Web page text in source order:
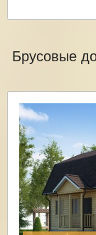
Брусовые